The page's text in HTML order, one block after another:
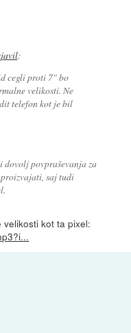
:
cegli proti 7" bo
velikosti. Ne
telefon kot je bil
dovolj povpraševanja za
saj tudi
kot ta pixel: